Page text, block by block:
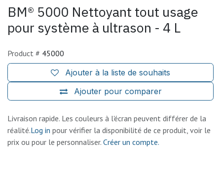
BM® 5000 Nettoyant tout usage
pour système à ultrason - 4 L
Product # 45000
Ajouter pour comparer
Ajouter à la liste de souhaits
Livraison rapide. Les couleurs à l'écran peuvent différer de la
réalité.Log in pour vérifier la disponibilité de ce produit, voir le
prix ou pour le personnaliser. Créer un compte.